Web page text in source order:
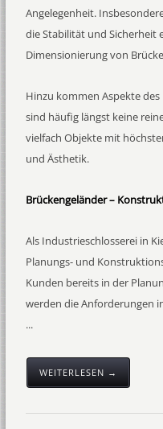
Angelegenheit.
die Stabilität und Sicherheit
Dimensionierung von
Hinzu kommen Aspekte
sind häufig längst keine
vielfach Objekte mit
und Ästhetik.
Brückengeländer –
Als Industrieschlosserei in
Planungs- und
Kunden bereits in der
werden die Anforderungen
...
WEITERLESEN →